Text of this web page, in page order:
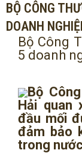
BỘ CÔNG
DOANH
Bộ Công
5 doanh
Bộ
Hải quan
đầu mối
đảm bảo
trong